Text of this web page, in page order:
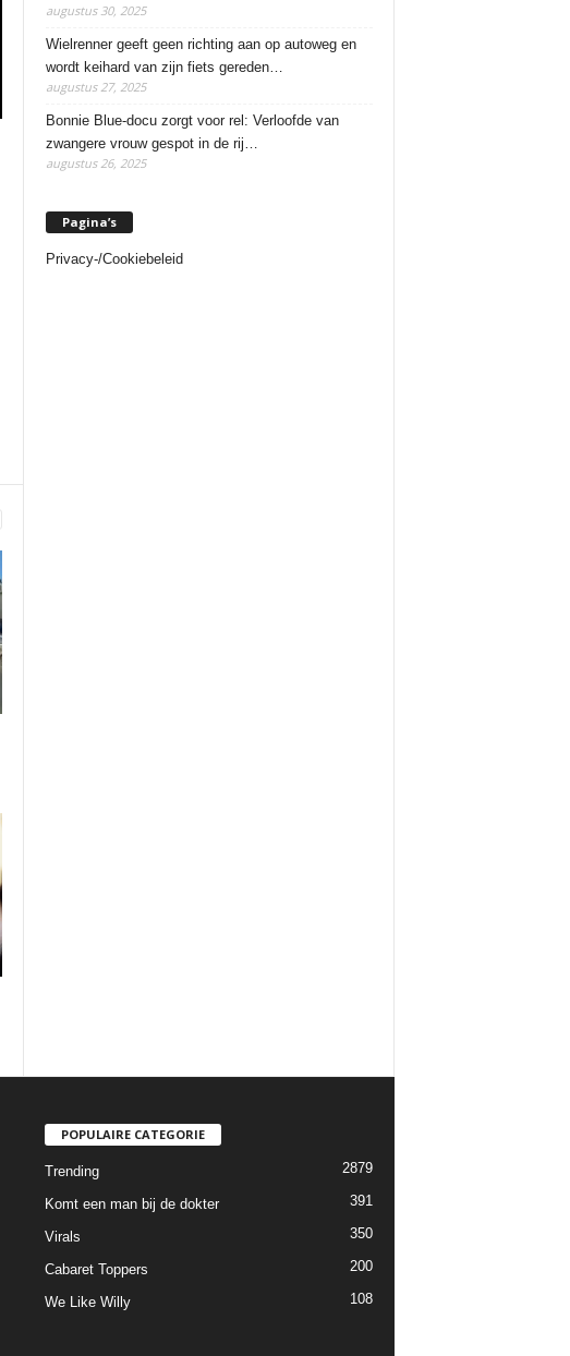
augustus 30, 2025
Wielrenner geeft geen richting aan op autoweg en
wordt keihard van zijn fiets gereden…
augustus 27, 2025
Bonnie Blue-docu zorgt voor rel: Verloofde van
zwangere vrouw gespot in de rij…
augustus 26, 2025
Pagina’s
Privacy-/Cookiebeleid
POPULAIRE CATEGORIE
Trending 2879
Komt een man bij de dokter 391
Virals 350
Cabaret Toppers 200
We Like Willy 108